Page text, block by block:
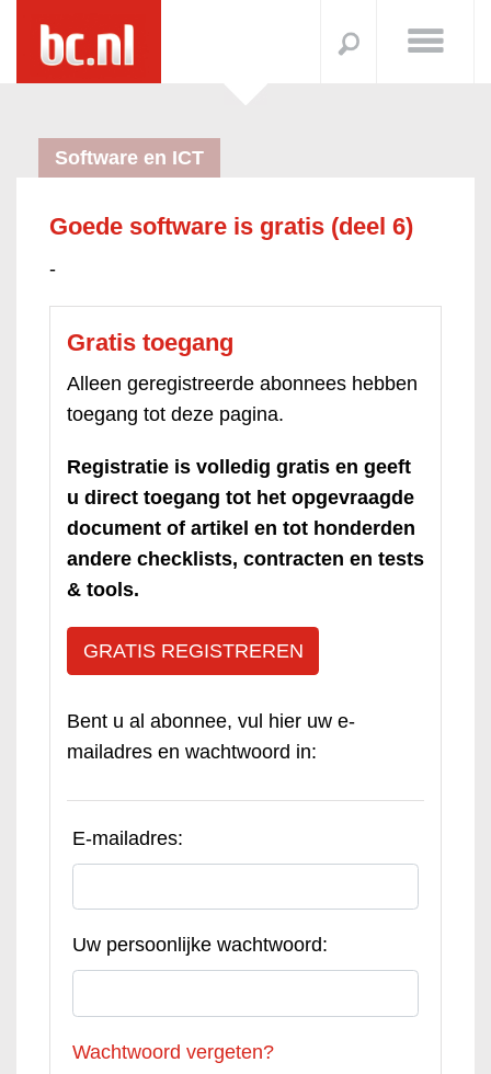
Software en ICT
Goede software is gratis (deel 6)
-
Gratis toegang
Alleen geregistreerde abonnees hebben
toegang tot deze pagina.
Registratie is volledig gratis en geeft
u direct toegang tot het opgevraagde
document of artikel en tot honderden
andere checklists, contracten en tests
& tools.
GRATIS REGISTREREN
Bent u al abonnee, vul hier uw e-
mailadres en wachtwoord in:
E-mailadres:
Uw persoonlijke wachtwoord:
Wachtwoord vergeten?